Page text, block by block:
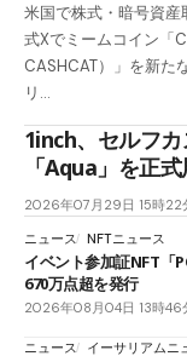
米国で株式・暗号資
式Xでミームコイン「
CASHCAT）」を新た
リ…
1inch、セルフ
「Aqua」を正
2026年07月29日 15時22
ニュース NFTニュース
イベント参加証NFT「
670万点超を発行
2026年08月04日 13時46
ニュース イーサリアムニ